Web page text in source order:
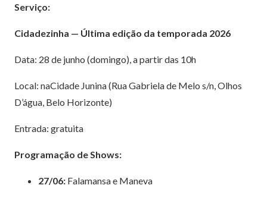
Serviço:
Cidadezinha — Última edição da temporada 2026
Data: 28 de junho (domingo), a partir das 10h
Local: naCidade Junina (Rua Gabriela de Melo s/n, Olhos
D’água, Belo Horizonte)
Entrada: gratuita
Programação de Shows:
27/06: Falamansa e Maneva